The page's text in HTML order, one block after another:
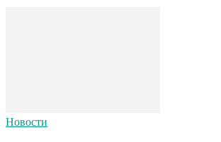
Новости